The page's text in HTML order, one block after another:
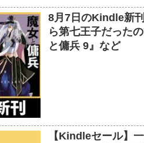
8月7日のKindle新
ら第七王子だった
と傭兵 9』など
【Kindleセール】